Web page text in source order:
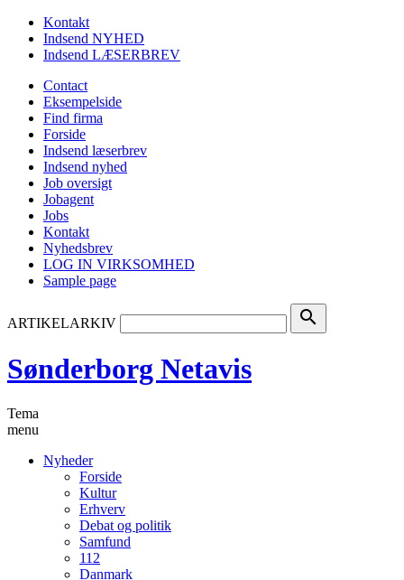
Kontakt
Indsend NYHED
Indsend LÆSERBREV
Contact
Eksempelside
Find firma
Forside
Indsend læserbrev
Indsend nyhed
Job oversigt
Jobagent
Jobs
Kontakt
Nyhedsbrev
LOG IN VIRKSOMHED
Sample page
ARTIKELARKIV search
Sønderborg Netavis
Tema
menu
Nyheder
Forside
Kultur
Erhverv
Debat og politik
Samfund
112
Danmark